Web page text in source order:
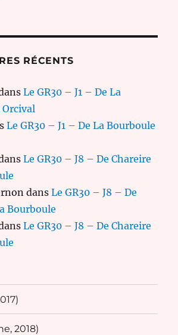
RÉCENTS
Le GR30 – J1 – De La
Le GR30 – J1 – De La Bourboule
Le GR30 – J8 – De Chareire
dansLe GR30 – J8 – De
Bourboule
Le GR30 – J8 – De Chareire
2018)